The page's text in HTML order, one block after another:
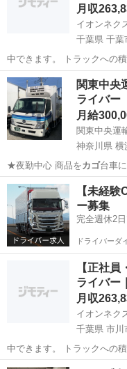
月収
イオンネク
千葉県 千葉
中できます。 トラックへの
作業は他のメン…
千葉 千葉市 物流
関東中央
ライバー
月給
関東中央運
神奈川県 横
★夜勤中心 商品をカゴ台車
台車ごとお客様の手… らス
神奈川 横浜市 配送
【未経
ー募集
完全週休2
ドライバーダ
【正社
ライバー
月収
イオンネク
千葉県 市川
中できます。 トラックへの
作業は他のメン…
千葉 市川市 物流